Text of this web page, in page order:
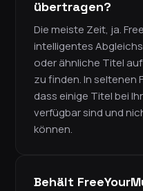
übertragen?
Die meiste Zeit, ja.
intelligentes
oder ähnliche Titel
zu finden. In seltenen
dass einige Titel bei
verfügbar sind und
können.
Behält